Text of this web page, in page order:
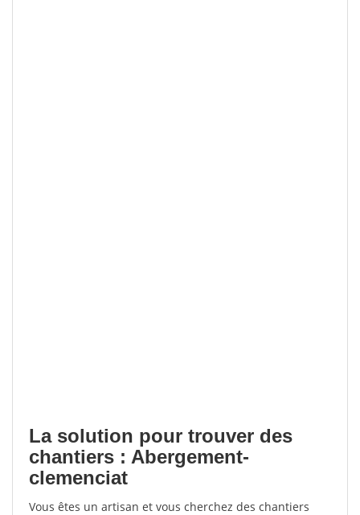
La solution pour trouver des
chantiers : Abergement-
clemenciat
Vous êtes un artisan et vous cherchez des chantiers